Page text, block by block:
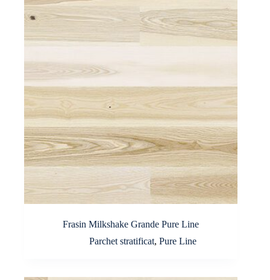
Frasin Milkshake Grande Pure Line
Parchet stratificat,Pure Line